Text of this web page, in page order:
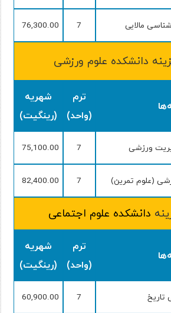
مالایی 7
76,300.00
دانشکده علوم ورزشی
ترم
(واحد)
شهریه
(رینگیت)
ورزشی 7
75,100.00
(علوم تمرین) 7
82,400.00
دانشکده علوم اجتماعی
ترم
(واحد)
شهریه
(رینگیت)
تاریخ 7
60,900.00